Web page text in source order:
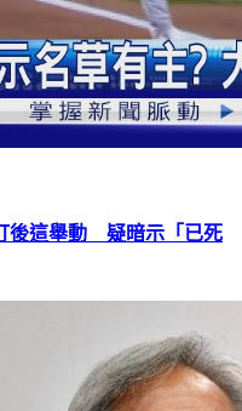
後這舉動 疑暗示「已死